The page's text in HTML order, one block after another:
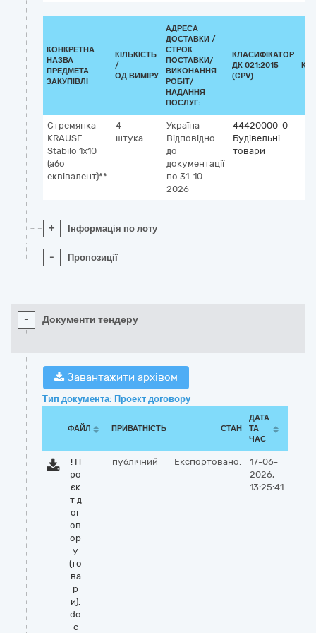
КОНКРЕТНА
НАЗВА
ПРЕДМЕТА
ЗАКУПІВЛІ
КІЛЬКІСТЬ
/
ОД.ВИМІРУ
АДРЕСА
ДОСТАВКИ /
СТРОК
ПОСТАВКИ/
ВИКОНАННЯ
РОБІТ/
НАДАННЯ
ПОСЛУГ:
КЛАСИФІКАТОР
ДК 021:2015
(CPV)
Стремянка
KRAUSE
Stabilo 1х10
(або
еквівалент)**
4
штука
Україна
Відповідно
до
документації
по 31-10-
2026
44420000-0
Будівельні
товари
+ Інформація по лоту
- Пропозиції
- Документи тендеру
Завантажити архівом
Тип документа: Проект договору
ФАЙЛ ПРИВАТНІСТЬ СТАН
ДАТА
ТА
ЧАС
! П
ро
єк
т д
ог
ов
ор
у
(то
ва
р
и).
do
c
публічний Експортовано:
17-06-
2026,
13:25:41